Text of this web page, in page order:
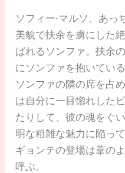
ソフィー·マルソ、あっ
美貌で扶余を虜にした
ばれるソンファ。扶余
にソンファを抱いてい
ソンファの隣の席を占
は自分に一目惚れした
たりして、彼の魂をぐ
明な粗雑な魅力に陥っ
ギョンテの登場は葦の
呼ぶ。